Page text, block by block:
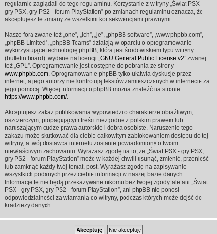
regularnie zaglądali do tego regulaminu. Korzystanie z witryny „Świat PSX -
gry PSX, gry PS2 - forum PlayStation” po zmianach regulaminu oznacza, że
akceptujesz te zmiany ze wszelkimi konsekwencjami prawnymi.
Nasze fora zwane też „one”, „ich”, „je”, „phpBB software”, „www.phpbb.com”,
„phpBB Limited”, „phpBB Teams” działają w oparciu o oprogramowanie
wykorzystujące technologię phpBB, która jest środowiskiem typu witryny
(bulletin board), wydane na licencji „GNU General Public License v2” zwanej
też „GPL”. Oprogramowanie jest dostępne do pobrania ze strony
www.phpbb.com. Oprogramowanie phpBB tylko ułatwia dyskusje przez
internet, a jego autorzy nie kontrolują tekstów zamieszczanych w internecie za
jego pomocą. Więcej informacji o phpBB można znaleźć na stronie
https://www.phpbb.com/.
Akceptujesz zakaz publikowania wypowiedzi o charakterze obraźliwym,
oszczerczym, propagującym treści niezgodne z polskim prawem lub
naruszającym cudze prawa autorskie i dobra osobiste. Naruszenie tego
zakazu może skutkować dla ciebie całkowitym zablokowaniem dostępu do tej
witryny, a twój dostawca internetu zostanie powiadomiony o twoim
niewłaściwym zachowaniu. Wyrażasz zgodę na to, że „Świat PSX - gry PSX,
gry PS2 - forum PlayStation” może w każdej chwili usunąć, zmienić, przenieść
lub zamknąć każdy twój temat, post. Wyrażasz zgodę na zapisywanie
wszystkich podanych przez ciebie informacji w naszej bazie danych.
Informacje te nie będą przekazywane nikomu bez twojej zgody, ale ani „Świat
PSX - gry PSX, gry PS2 - forum PlayStation”, ani phpBB nie ponosi
odpowiedzialności za włamania do witryny, podczas których może dojść do
kradzieży danych.